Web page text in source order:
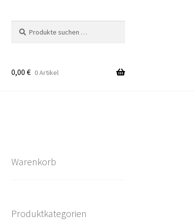
nach:
0,00 € 0 Artikel
Warenkorb
Produktkategorien